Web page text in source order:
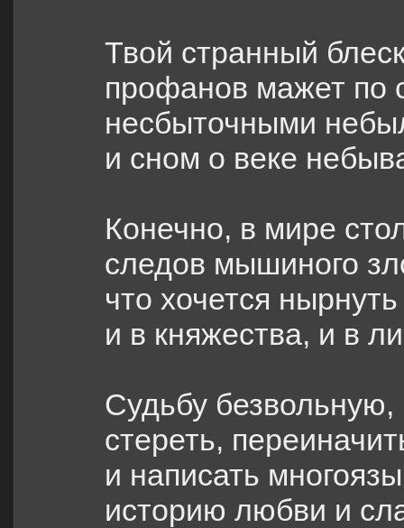
Твой странный
профанов мажет по
несбыточными
и сном о веке
Конечно, в мире
следов мышиного
что хочется
и в княжества, и в
Судьбу безвольную,
стереть,
и написать
историю любви и